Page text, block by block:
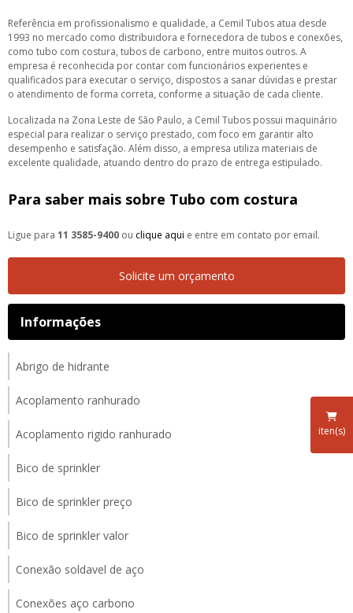
iten(s)
Referência em profissionalismo e qualidade, a Cemil Tubos atua desde
1993 no mercado como distribuidora e fornecedora de tubos e conexões,
como tubo com costura, tubos de carbono, entre muitos outros. A
empresa é reconhecida por contar com funcionários experientes e
qualificados para executar o serviço, dispostos a sanar dúvidas e prestar
o atendimento de forma correta, conforme a situação de cada cliente.
Localizada na Zona Leste de São Paulo, a Cemil Tubos possui maquinário
especial para realizar o serviço prestado, com foco em garantir alto
desempenho e satisfação. Além disso, a empresa utiliza materiais de
excelente qualidade, atuando dentro do prazo de entrega estipulado.
Para saber mais sobre Tubo com costura
Ligue para 11 3585-9400 ou clique aqui e entre em contato por email.
Solicite um orçamento
Informações
Abrigo de hidrante
Acoplamento ranhurado
Acoplamento rigido ranhurado
Bico de sprinkler
Bico de sprinkler preço
Bico de sprinkler valor
Conexão soldavel de aço
Conexões aço carbono